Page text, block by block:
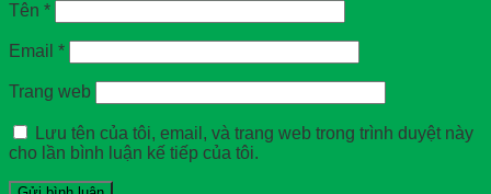
Tên *
Email *
Trang web
Lưu tên của tôi, email, và trang web trong trình duyệt này
cho lần bình luận kế tiếp của tôi.